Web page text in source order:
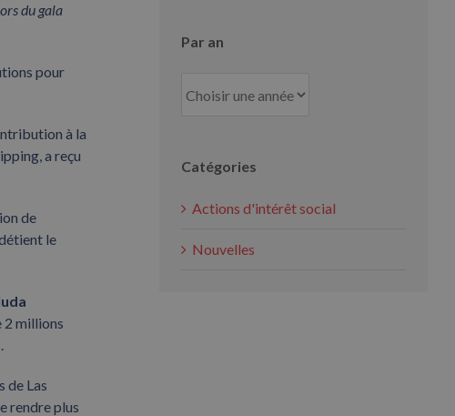
du gala
pour
à la
a reçu
de
le
2 millions
de Las
rendre plus
Par an
Catégories
Actions d'intérêt social
Nouvelles